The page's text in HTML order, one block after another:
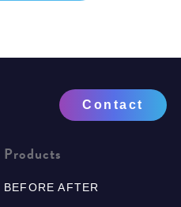
Contact
Products
BEFORE AFTER